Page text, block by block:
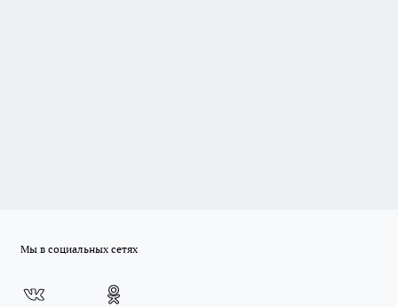
Мы в социальных сетях